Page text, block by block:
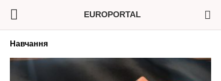
EUROPORTAL
Навчання